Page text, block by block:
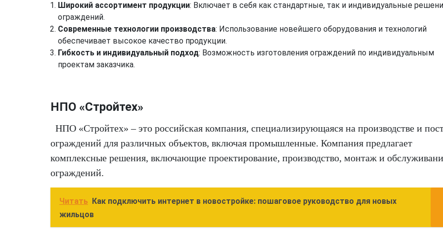
Широкий ассортимент продукции: Включает в себя как стандартные, так и индивидуальные
ограждений.
Современные технологии производства: Использование новейшего оборудования и технологий
обеспечивает высокое качество продукции.
Гибкость и индивидуальный подход: Возможность изготовления ограждений по индивидуальным
проектам заказчика.
НПО «Стройтех»
НПО «Стройтех» – это российская компания, специализирующаяся на производстве и
ограждений для различных объектов, включая промышленные. Компания предлагает
комплексные решения, включающие проектирование, производство, монтаж и
ограждений.
Читать Как подключить интернет в новостройке: пошаговое руководство для новых
жильцов